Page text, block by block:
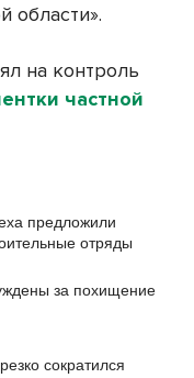
области».
на контроль
частной
предложили
отряды
за похищение
сократился